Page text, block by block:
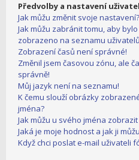
Předvolby a nastavení
Jak můžu změnit svoje nastavení?
Jak můžu zabránit tomu, aby
zobrazeno na seznamu
Zobrazení časů není správné!
Změnil jsem časovou zónu, ale
správně!
Můj jazyk není na seznamu!
K čemu slouží obrázky
jména?
Jak můžu u svého jména
Jaká je moje hodnost a jak ji
Když chci poslat e-mail uživateli